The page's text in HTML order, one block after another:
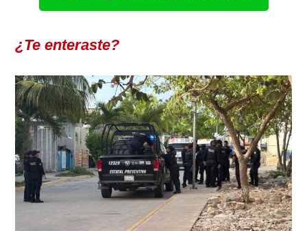
¿Te enteraste?